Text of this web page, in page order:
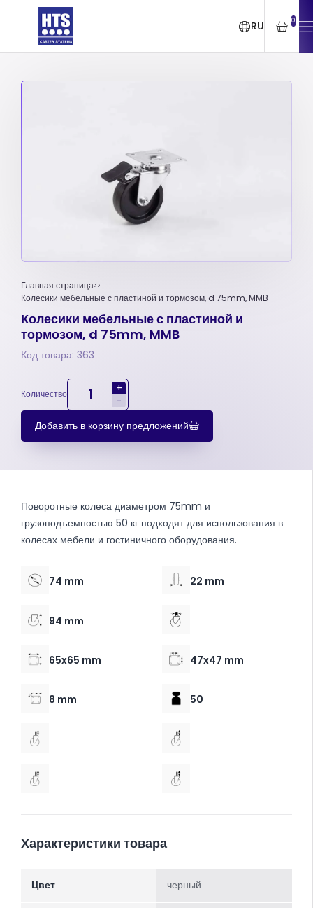
RU 0
Главная страница
Колесики мебельные с пластиной и тормозом, d 75mm, MMB
Колесики мебельные с пластиной и
тормозом, d 75mm, MMB
Код товара: 363
Количество
+
-
Добавить в корзину предложений
Поворотные колеса диаметром 75mm и
грузоподъемностью 50 кг подходят для использования в
колесах мебели и гостиничного оборудования.
74 mm 22 mm
94 mm
65x65 mm 47x47 mm
8 mm 50
Характеристики товара
Цвет черный